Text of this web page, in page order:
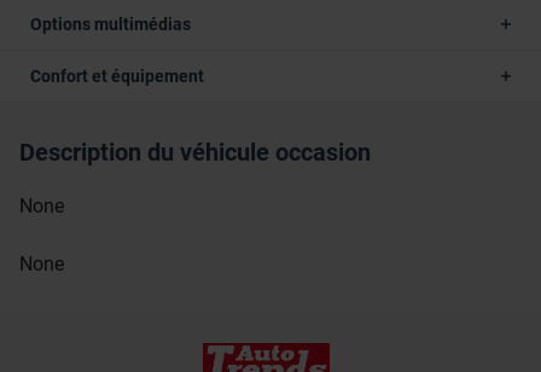
Options multimédias
Confort et équipement
Description du véhicule occasion
None
None